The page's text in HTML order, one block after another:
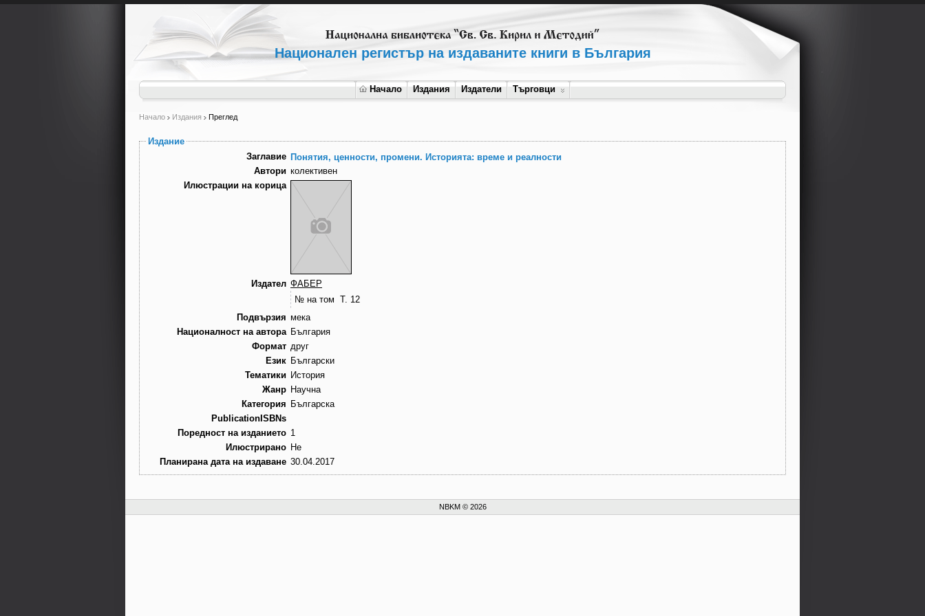
Национален регистър на издаваните книги в България
Начало Издания Издатели Търговци
Начало Издания Преглед
Издание
Заглавие Понятия, ценности, промени. Историята: време и реалности
Автори колективен
Илюстрации на корица
Издател ФАБЕР
№ на том Т. 12
Подвързия мека
Националност на автора България
Формат друг
Език Български
Тематики История
Жанр Научна
Категория Българска
PublicationISBNs
Поредност на изданието 1
Илюстрирано Не
Планирана дата на издаване 30.04.2017
NBKM © 2026